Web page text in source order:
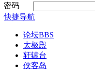
密码
快捷导航
论坛BBS
太极殿
轩辕台
侠客岛